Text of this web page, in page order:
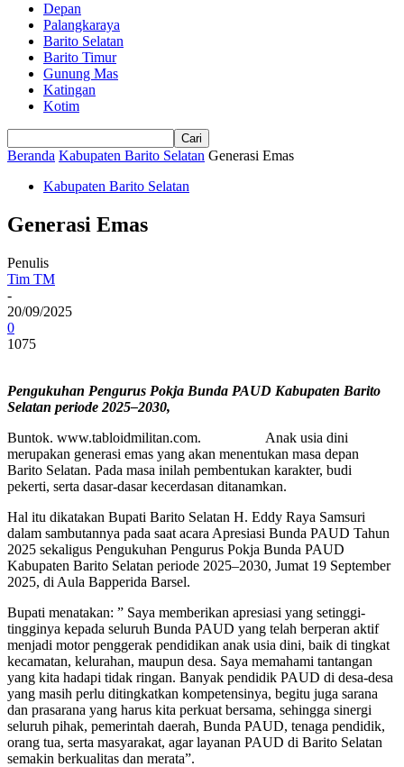
Depan
Palangkaraya
Barito Selatan
Barito Timur
Gunung Mas
Katingan
Kotim
Beranda Kabupaten Barito Selatan Generasi Emas
Kabupaten Barito Selatan
Generasi Emas
Penulis
Tim TM
-
20/09/2025
0
1075
Pengukuhan Pengurus Pokja Bunda PAUD Kabupaten Barito
Selatan periode 2025–2030,
Buntok. www.tabloidmilitan.com. Anak usia dini
merupakan generasi emas yang akan menentukan masa depan
Barito Selatan. Pada masa inilah pembentukan karakter, budi
pekerti, serta dasar-dasar kecerdasan ditanamkan.
Hal itu dikatakan Bupati Barito Selatan H. Eddy Raya Samsuri
dalam sambutannya pada saat acara Apresiasi Bunda PAUD Tahun
2025 sekaligus Pengukuhan Pengurus Pokja Bunda PAUD
Kabupaten Barito Selatan periode 2025–2030, Jumat 19 September
2025, di Aula Bapperida Barsel.
Bupati menatakan: ” Saya memberikan apresiasi yang setinggi-
tingginya kepada seluruh Bunda PAUD yang telah berperan aktif
menjadi motor penggerak pendidikan anak usia dini, baik di tingkat
kecamatan, kelurahan, maupun desa. Saya memahami tantangan
yang kita hadapi tidak ringan. Banyak pendidik PAUD di desa-desa
yang masih perlu ditingkatkan kompetensinya, begitu juga sarana
dan prasarana yang harus kita perkuat bersama, sehingga sinergi
seluruh pihak, pemerintah daerah, Bunda PAUD, tenaga pendidik,
orang tua, serta masyarakat, agar layanan PAUD di Barito Selatan
semakin berkualitas dan merata”.